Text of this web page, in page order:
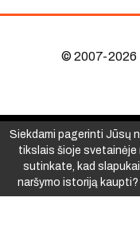
© 2007-2026
Siekdami pagerinti Jūsų
tikslais šioje svetainėje
sutinkate, kad
naršymo istoriją kaupti?